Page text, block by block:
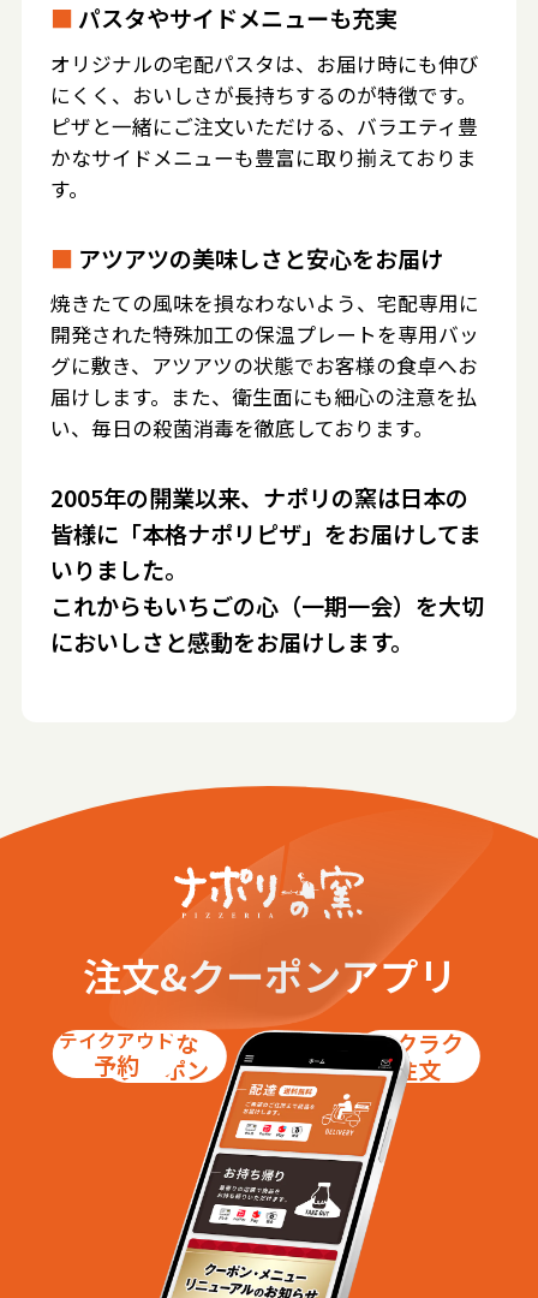
■ パスタやサイドメニューも充実
オリジナルの宅配パスタは、お届け時にも伸び
にくく、おいしさが長持ちするのが特徴です。
ピザと一緒にご注文いただける、バラエティ豊
かなサイドメニューも豊富に取り揃えておりま
す。
■ アツアツの美味しさと安心をお届け
焼きたての風味を損なわないよう、宅配専用に
開発された特殊加工の保温プレートを専用バッ
グに敷き、アツアツの状態でお客様の食卓へお
届けします。また、衛生面にも細心の注意を払
い、毎日の殺菌消毒を徹底しております。
2005年の開業以来、ナポリの窯は日本の
皆様に「本格ナポリピザ」をお届けしてま
いりました。
これからもいちごの心（一期一会）を大切
においしさと感動をお届けします。
注文&クーポンアプリ
お得な
クーポン
テイクアウト
予約
ラクラク
注文